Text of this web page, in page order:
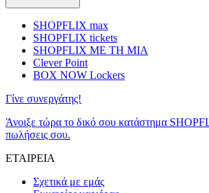
SHOPFLIX max
SHOPFLIX tickets
SHOPFLIX ΜΕ ΤΗ ΜΙΑ
Clever Point
BOX NOW Lockers
Γίνε συνεργάτης!
Άνοιξε τώρα το δικό σου κατάστημα
πωλήσεις σου.
ΕΤΑΙΡΕΙΑ
Σχετικά με εμάς